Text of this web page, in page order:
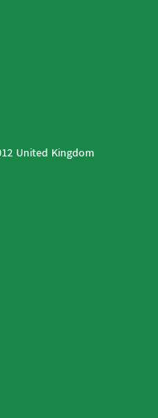
United Kingdom